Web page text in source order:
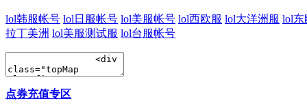
lol韩服帐号 lol日服帐号 lol美服帐号 lol西欧服 lol大洋洲服 lol东
拉丁美洲 lol美服测试服 lol台服帐号
点券充值专区